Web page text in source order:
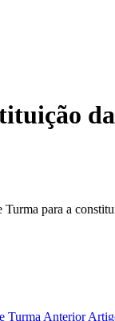
para a
Turma Anterior